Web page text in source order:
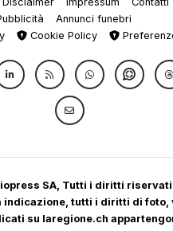
Annunci funebri
Cookie Policy
SA, Tutti i diritti riservati
indicazione, tutti i diritti di foto,
su laregione.ch